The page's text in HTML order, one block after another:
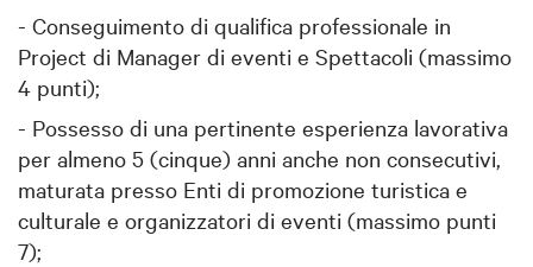
- Conseguimento di qualifica professionale in
Project di Manager di eventi e Spettacoli (massimo
4 punti);
- Possesso di una pertinente esperienza lavorativa
per almeno 5 (cinque) anni anche non consecutivi,
maturata presso Enti di promozione turistica e
culturale e organizzatori di eventi (massimo punti
7);